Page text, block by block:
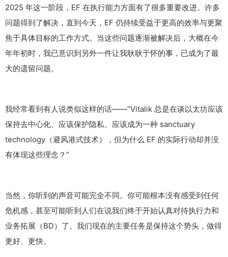
2025 年这一阶段，EF 在执行能力方面有了很多重要改进。许多
问题得到了解决，直到今天，EF 仍持续受益于更高的效率与更聚
焦于具体目标的工作方式。当这些问题逐渐被解决后，大概在今
年年初时，我已意识到另外一件让我耿耿于怀的事，已成为了最
大的遗留问题。
我经常看到有人说类似这样的话——“Vitalik 总是在谈以太坊应该
保持去中心化、应该保护隐私、应该成为一种 sanctuary
technology（避风港式技术），但为什么 EF 的实际行动却并没
有体现这些理念？”
当然，你听到的声音可能完全不同。你可能根本没有感受到任何
危机感，甚至可能听到人们在说我们终于开始认真对待执行力和
业务拓展（BD）了。我们现在的主要任务是保持这个势头，做得
更好、更快。